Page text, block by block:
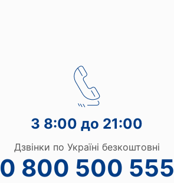
З 8:00 до 21:00
Дзвінки по Україні безкоштовні
0 800 500 555